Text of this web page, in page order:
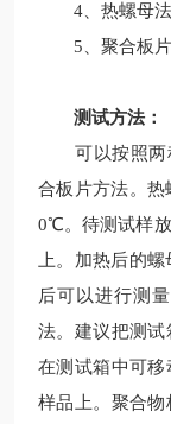
4、热螺母法
5、聚合板片
测试方法：
可以按照两种
合板片方法。热
0℃。待测试样
上。加热后的
后可以进行测
法。建议把测
在测试箱中可
样品上。聚合物